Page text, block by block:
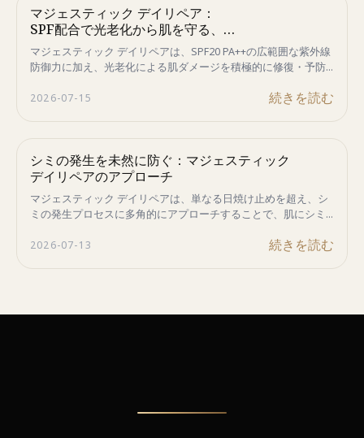
酸、コラーゲン、スクワラン、ホホバオイルがうるおいを与
え、乾燥を防ぎながらメイクの密着力と持続力を高めます。敏
感肌にも配慮したノンケミカル処方で、毎日のベースメイクを
しながら紫外線対策とエイジングケアを同時に叶えます。
マジェスティック デイリペア：
SPF配合で光老化から肌を守る、
あなたのための必須デイクリーム
マジェスティック デイリペアは、SPF20 PA++の広範囲な紫外線
防御力に加え、光老化による肌ダメージを積極的に修復・予防
シミの根本原因にアプローチします。
2026-07-15 続きを読む
シミの発生を未然に防ぐ：マジェスティック
デイリペアのアプローチ
マジェスティック デイリペアは、単なる日焼け止めを超え、シ
ミの発生プロセスに多角的にアプローチすることで、肌にシミ
処療法とは一線を画す、メカニズムに基づいた画期的な予防戦
2026-07-13 続きを読む